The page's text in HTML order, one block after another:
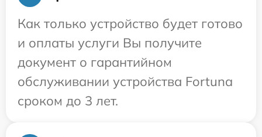
Как только устройство будет готово
и оплаты услуги Вы получите
документ о гарантийном
обслуживании устройства Fortuna
сроком до 3 лет.